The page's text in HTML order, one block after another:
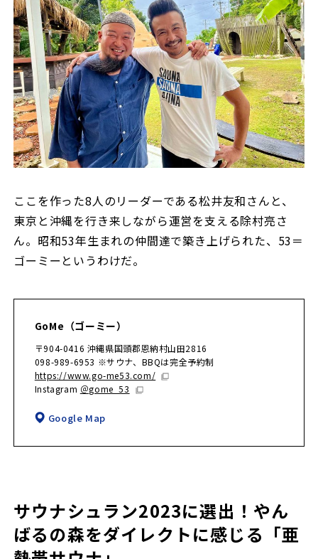
ここを作った8人のリーダーである松井友和さんと、
東京と沖縄を行き来しながら運営を支える除村亮さ
ん。昭和53年生まれの仲間達で築き上げられた、53＝
ゴーミーというわけだ。
GoMe（ゴーミー）
〒904-0416 沖縄県国頭郡恩納村山田2816
098-989-6953 ※サウナ、BBQは完全予約制
https://www.go-me53.com/
Instagram ＠gome_53
Google Map
サウナシュラン2023に選出！やん
ばるの森をダイレクトに感じる「亜